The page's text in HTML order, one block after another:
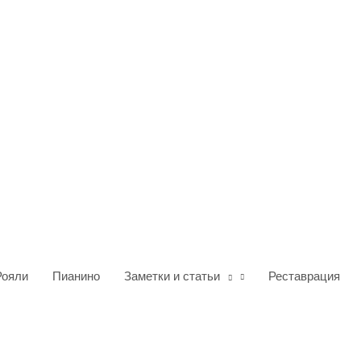
Пианино Заметки и статьи Реставрация